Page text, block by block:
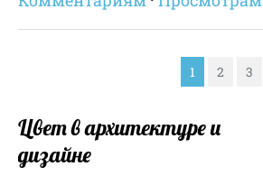
1 2 3
Цвет в архитектуре и
дизайне